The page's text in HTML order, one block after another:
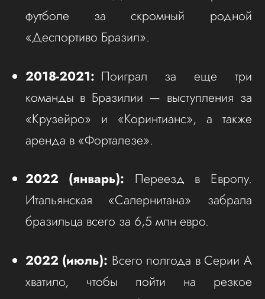
футболе за скромный родной
«Деспортиво Бразил».
2018-2021: Поиграл за еще три
команды в Бразилии — выступления за
«Крузейро» и «Коринтианс», а также
аренда в «Форталезе».
2022 (январь): Переезд в Европу.
Итальянская «Салернитана» забрала
бразильца всего за 6,5 млн евро.
2022 (июль): Всего полгода в Серии А
хватило, чтобы пойти на резкое